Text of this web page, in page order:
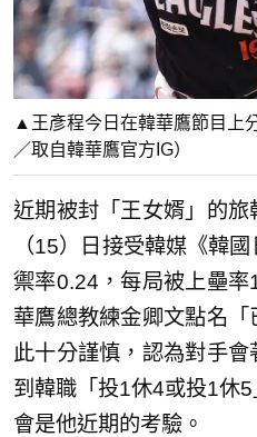
▲王彥程今日在韓華鷹節目上
／取自韓華鷹官方IG）
近期被封「王女婿」的
（15）日接受韓媒《韓
禦率0.24，每局被上壘
華鷹總教練金卿文點名
此十分謹慎，認為對手
到韓職「投1休4或投1休
會是他近期的考驗。